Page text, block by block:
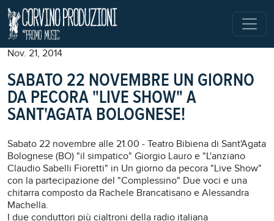
Nov. 21, 2014
SABATO 22 NOVEMBRE UN GIORNO
DA PECORA "LIVE SHOW" A
SANT'AGATA BOLOGNESE!
Sabato 22 novembre alle 21.00 - Teatro Bibiena di Sant'Agata
Bolognese (BO) "il simpatico" Giorgio Lauro e "L'anziano
Claudio Sabelli Fioretti" in Un giorno da pecora "Live Show"
con la partecipazione del "Complessino" Due voci e una
chitarra composto da Rachele Brancatisano e Alessandra
Machella.
I due conduttori più cialtroni della radio italiana